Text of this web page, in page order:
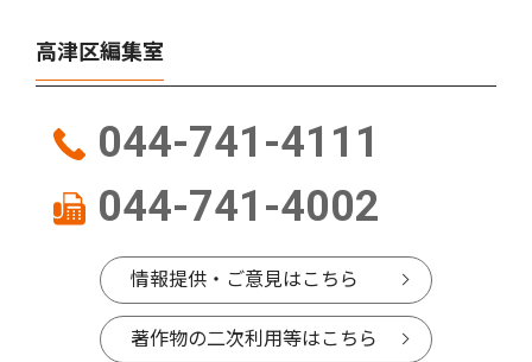
高津区編集室
044-741-4111
044-741-4002
情報提供・ご意見はこちら
著作物の二次利用等はこちら